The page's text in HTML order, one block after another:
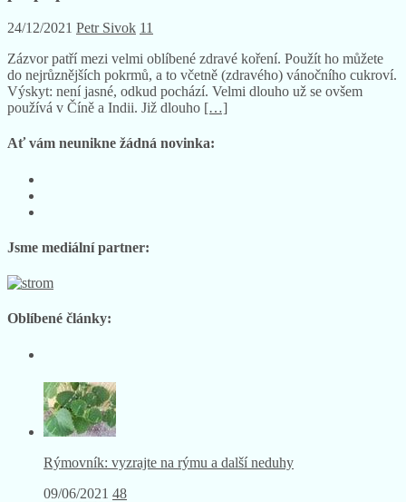
24/12/2021 Petr Sivok 11
Zázvor patří mezi velmi oblíbené zdravé koření. Použít ho můžete
do nejrůznějších pokrmů, a to včetně (zdravého) vánočního cukroví.
Výskyt: není jasné, odkud pochází. Velmi dlouho už se ovšem
používá v Číně a Indii. Již dlouho […]
Ať vám neunikne žádná novinka:
Instagramu
na
Jsme mediální partner:
Oblíbené články:
Rýmovník: vyzrajte na rýmu a další neduhy
09/06/2021 48